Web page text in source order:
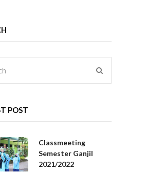
POST
Classmeeting
Semester Ganjil
2021/2022